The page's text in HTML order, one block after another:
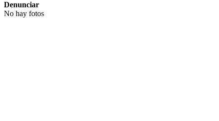
Denunciar
No hay fotos